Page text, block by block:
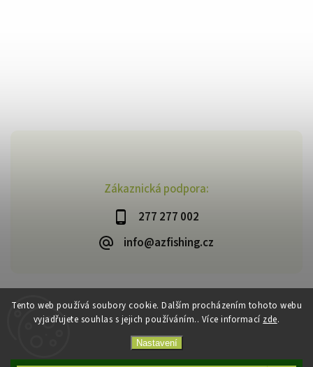
Tento web používá soubory cookie. Dalším procházením tohoto webu
vyjadřujete souhlas s jejich používáním.. Více informací zde.
Nastavení
Zákaznická podpora:
277 277 002
info@azfishing.cz
Copyright 2026AzFishing.cz. Všechna práva vyhrazena.
VytvořilShoptet| Design